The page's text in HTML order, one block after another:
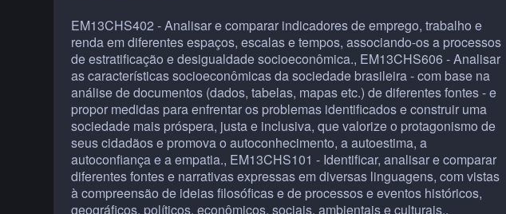
EM13CHS402 - Analisar e comparar indicadores de emprego, trabalho e
renda em diferentes espaços, escalas e tempos, associando-os a processos
de estratificação e desigualdade socioeconômica., EM13CHS606 - Analisar
as características socioeconômicas da sociedade brasileira - com base na
análise de documentos (dados, tabelas, mapas etc.) de diferentes fontes - e
propor medidas para enfrentar os problemas identificados e construir uma
sociedade mais próspera, justa e inclusiva, que valorize o protagonismo de
seus cidadãos e promova o autoconhecimento, a autoestima, a
autoconfiança e a empatia., EM13CHS101 - Identificar, analisar e comparar
diferentes fontes e narrativas expressas em diversas linguagens, com vistas
à compreensão de ideias filosóficas e de processos e eventos históricos,
geográficos, políticos, econômicos, sociais, ambientais e culturais.,